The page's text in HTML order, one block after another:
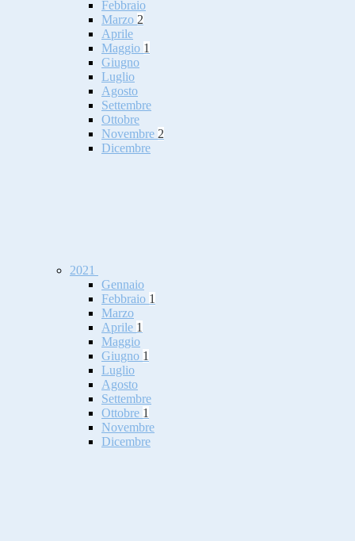
Febbraio
Marzo 2
Aprile
Maggio 1
Giugno
Luglio
Agosto
Settembre
Ottobre
Novembre 2
Dicembre
2021
Gennaio
Febbraio 1
Marzo
Aprile 1
Maggio
Giugno 1
Luglio
Agosto
Settembre
Ottobre 1
Novembre
Dicembre